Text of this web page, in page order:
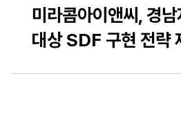
미라콤아이앤씨, 경
대상 SDF 구현 전략